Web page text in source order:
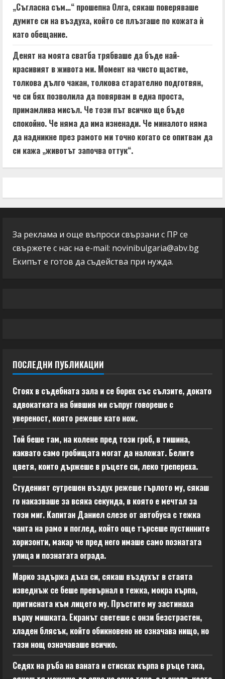
„Съгласна съм…“ прошепна Олга, сякаш поверяваше
думите си на въздуха, който се плъзгаше по кожата ѝ
като обещание.
Денят на моята сватба трябваше да бъде най-
красивият в живота ми. Момент на чисто щастие,
толкова дълго чакан, толкова старателно подготвян,
че си бях позволила да повярвам в една проста,
примамлива мисъл. Че този път всичко ще бъде
спокойно. Че няма да има изненади. Че миналото няма
да надникне през рамото ми точно когато се опитвам да
си кажа „животът започва оттук“.
За реклама и още въпроси свързани с ПР се
свържете с нас на e-mail: novinibulgaria@abv.bg
Екипът е готов да съдейства при нужда.
ПОСЛЕДНИ ПУБЛИКАЦИИ
Стоях в съдебната зала и се борех със сълзите, докато
адвокатката на бившия ми съпруг говореше с
увереност, която режеше като нож.
Той беше там, на колене пред този гроб, в тишина,
каквато само гробищата могат да наложат. Белите
цветя, които държеше в ръцете си, леко трепереха.
Студеният сутрешен въздух режеше гърлото му, сякаш
го наказваше за всяка секунда, в която е мечтал за
този миг. Капитан Даниел слезе от автобуса с тежка
чанта на рамо и поглед, който още търсеше пустинните
хоризонти, макар че пред него имаше само познатата
улица и познатата ограда.
Марко задържа дъха си, сякаш въздухът в стаята
изведнъж се беше превърнал в тежка, мокра кърпа,
притисната към лицето му. Пръстите му застинаха
върху мишката. Екранът светеше с онзи безстрастен,
хладен блясък, който обикновено не означава нищо, но
тази нощ означаваше всичко.
Седях на ръба на ваната и стисках кърпа в ръце така,